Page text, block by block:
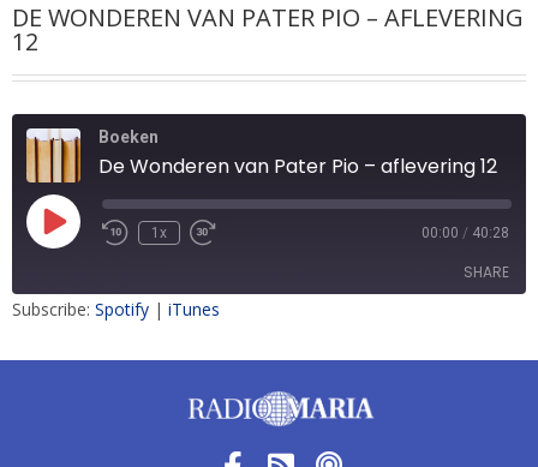
DE WONDEREN VAN PATER PIO – AFLEVERING
12
Boeken
De Wonderen van Pater Pio – aflevering 12
1x 00:00 / 40:28
SHARE
Subscribe: Spotify | iTunes